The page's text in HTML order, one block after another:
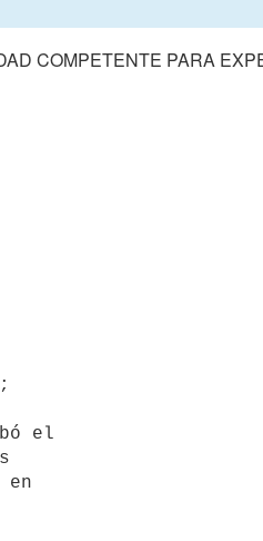
COMPETENTE PARA
el
en